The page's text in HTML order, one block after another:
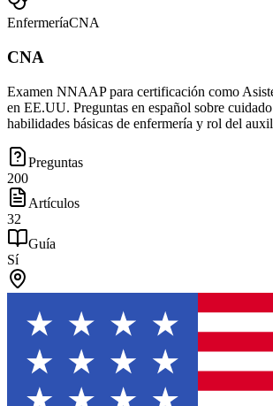
EnfermeríaCNA
CNA
Examen NNAAP para certificación como
en EE.UU. Preguntas en español sobre
habilidades básicas de enfermería y rol del
Preguntas
200
Artículos
32
Guía
Sí